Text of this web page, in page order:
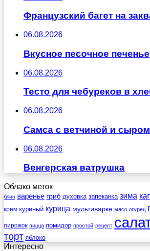
Французский багет на
06.08.2026
Вкусное песочное печенье
06.08.2026
Тесто для чебуреков в
06.08.2026
Самса с ветчиной и сыром
06.08.2026
Венгерская ватрушка
Облако меток
блин варенье гриб духовка запеканка зима
крем куриный курица мультиварке мясо огурец
пирожок пицца помидор простой рецепт
торт яблоко
Интересно